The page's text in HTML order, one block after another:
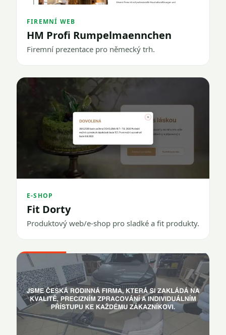
FIREMNÍ WEB
HM Profi Rumpelmaennchen
Firemní prezentace pro německý trh.
E-SHOP
Fit Dorty
Produktový web/e-shop pro sladké a fit produkty.